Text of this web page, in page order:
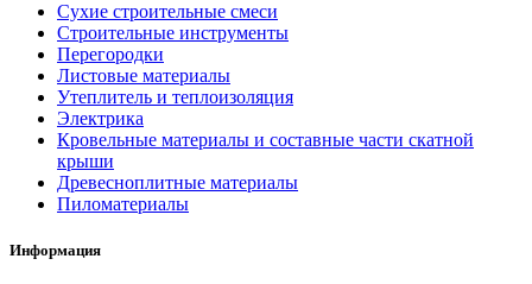
Сухие строительные смеси
Строительные инструменты
Перегородки
Листовые материалы
Утеплитель и теплоизоляция
Электрика
Кровельные материалы и составные части скатной
крыши
Древесноплитные материалы
Пиломатериалы
Информация